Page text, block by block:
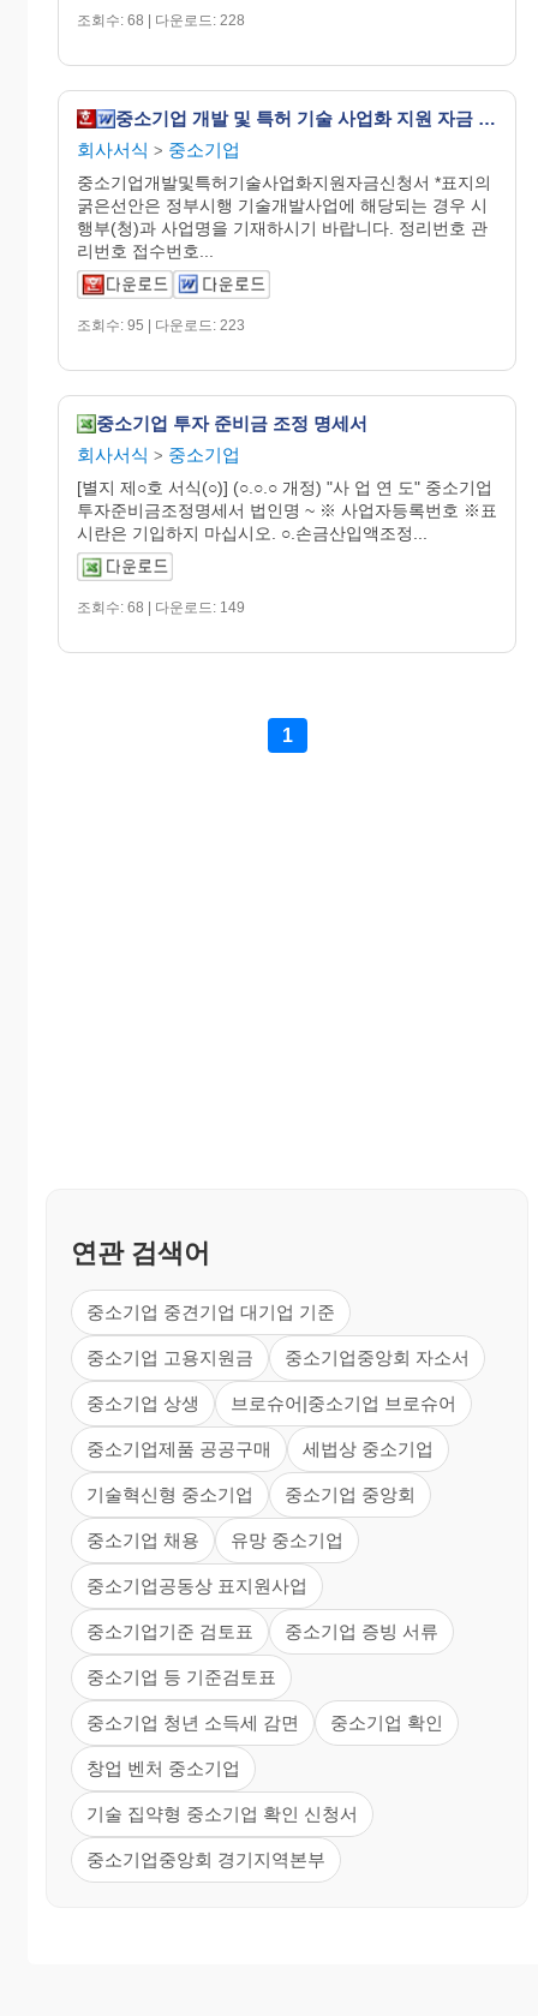
조회수: 68 | 다운로드: 228
중소기업 개발 및 특허 기술 사업화 지원 자금 신청서
회사서식 > 중소기업
중소기업개발및특허기술사업화지원자금신청서 *표지의
굵은선안은 정부시행 기술개발사업에 해당되는 경우 시
행부(청)과 사업명을 기재하시기 바랍니다. 정리번호 관
리번호 접수번호...
조회수: 95 | 다운로드: 223
중소기업 투자 준비금 조정 명세서
회사서식 > 중소기업
[별지 제○호 서식(○)] (○.○.○ 개정) "사 업 연 도" 중소기업
투자준비금조정명세서 법인명 ~ ※ 사업자등록번호 ※표
시란은 기입하지 마십시오. ○.손금산입액조정...
조회수: 68 | 다운로드: 149
1
연관 검색어
중소기업 중견기업 대기업 기준
중소기업 고용지원금 중소기업중앙회 자소서
중소기업 상생 브로슈어|중소기업 브로슈어
중소기업제품 공공구매 세법상 중소기업
기술혁신형 중소기업 중소기업 중앙회
중소기업 채용 유망 중소기업
중소기업공동상 표지원사업
중소기업기준 검토표 중소기업 증빙 서류
중소기업 등 기준검토표
중소기업 청년 소득세 감면 중소기업 확인
창업 벤처 중소기업
기술 집약형 중소기업 확인 신청서
중소기업중앙회 경기지역본부